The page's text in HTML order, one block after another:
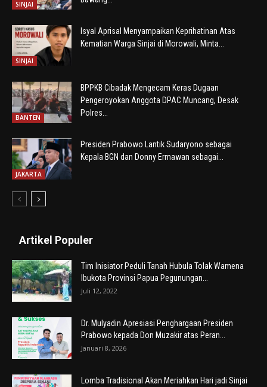
SINJAI
SINJAI
Isyal Aprisal Menyampaikan Keprihatinan Atas
Kematian Warga Sinjai di Morowali, Minta...
BANTEN
BPPKB Cibadak Mengecam Keras Dugaan
Pengeroyokan Anggota DPAC Muncang, Desak
Polres...
JAKARTA
Presiden Prabowo Lantik Sudaryono sebagai
Kepala BGN dan Donny Ermawan sebagai...
Artikel Populer
Tim Inisiator Peduli Tanah Hubula Tolak Wamena
Ibukota Provinsi Papua Pegunungan...
Juli 12, 2022
Dr. Mulyadin Apresiasi Penghargaan Presiden
Prabowo kepada Don Muzakir atas Peran...
Januari 8, 2026
Lomba Tradisional Akan Meriahkan Hari jadi Sinjai